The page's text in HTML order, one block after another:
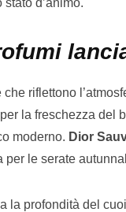
d’animo.
che riflettono
la freschezza del
moderno. Dior
per le serate
la profondità del